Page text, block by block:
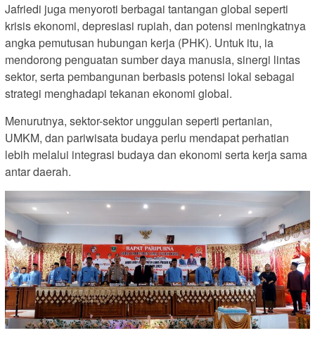
Jafriedi juga menyoroti berbagai tantangan global seperti
krisis ekonomi, depresiasi rupiah, dan potensi meningkatnya
angka pemutusan hubungan kerja (PHK). Untuk itu, ia
mendorong penguatan sumber daya manusia, sinergi lintas
sektor, serta pembangunan berbasis potensi lokal sebagai
strategi menghadapi tekanan ekonomi global.
Menurutnya, sektor-sektor unggulan seperti pertanian,
UMKM, dan pariwisata budaya perlu mendapat perhatian
lebih melalui integrasi budaya dan ekonomi serta kerja sama
antar daerah.